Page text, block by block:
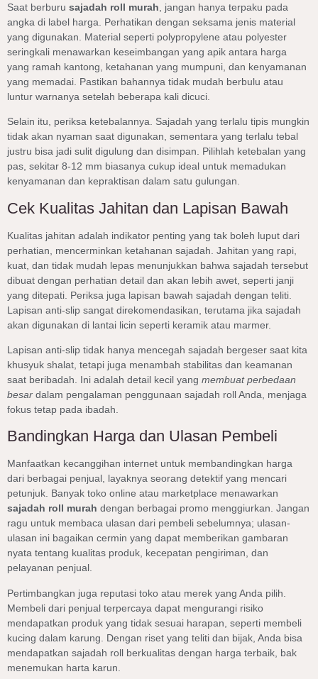
Saat berburu sajadah roll murah , jangan hanya terpaku pada
angka di label harga. Perhatikan dengan seksama jenis material
yang digunakan. Material seperti polypropylene atau polyester
seringkali menawarkan keseimbangan yang apik antara harga
yang ramah kantong, ketahanan yang mumpuni, dan kenyamanan
yang memadai. Pastikan bahannya tidak mudah berbulu atau
luntur warnanya setelah beberapa kali dicuci.
Selain itu, periksa ketebalannya. Sajadah yang terlalu tipis mungkin
tidak akan nyaman saat digunakan, sementara yang terlalu tebal
justru bisa jadi sulit digulung dan disimpan. Pilihlah ketebalan yang
pas, sekitar 8-12 mm biasanya cukup ideal untuk memadukan
kenyamanan dan kepraktisan dalam satu gulungan.
Cek Kualitas Jahitan dan Lapisan Bawah
Kualitas jahitan adalah indikator penting yang tak boleh luput dari
perhatian, mencerminkan ketahanan sajadah. Jahitan yang rapi,
kuat, dan tidak mudah lepas menunjukkan bahwa sajadah tersebut
dibuat dengan perhatian detail dan akan lebih awet, seperti janji
yang ditepati. Periksa juga lapisan bawah sajadah dengan teliti.
Lapisan anti-slip sangat direkomendasikan, terutama jika sajadah
akan digunakan di lantai licin seperti keramik atau marmer.
Lapisan anti-slip tidak hanya mencegah sajadah bergeser saat kita
khusyuk shalat, tetapi juga menambah stabilitas dan keamanan
saat beribadah. Ini adalah detail kecil yang membuat perbedaan
besar dalam pengalaman penggunaan sajadah roll Anda, menjaga
fokus tetap pada ibadah.
Bandingkan Harga dan Ulasan Pembeli
Manfaatkan kecanggihan internet untuk membandingkan harga
dari berbagai penjual, layaknya seorang detektif yang mencari
petunjuk. Banyak toko online atau marketplace menawarkan
sajadah roll murah dengan berbagai promo menggiurkan. Jangan
ragu untuk membaca ulasan dari pembeli sebelumnya; ulasan-
ulasan ini bagaikan cermin yang dapat memberikan gambaran
nyata tentang kualitas produk, kecepatan pengiriman, dan
pelayanan penjual.
Pertimbangkan juga reputasi toko atau merek yang Anda pilih.
Membeli dari penjual terpercaya dapat mengurangi risiko
mendapatkan produk yang tidak sesuai harapan, seperti membeli
kucing dalam karung. Dengan riset yang teliti dan bijak, Anda bisa
mendapatkan sajadah roll berkualitas dengan harga terbaik, bak
menemukan harta karun.